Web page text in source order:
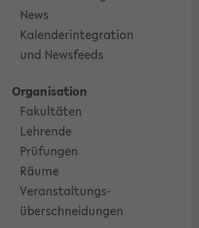
News
Kalenderintegration
und Newsfeeds
Organisation
Fakultäten
Lehrende
Prüfungen
Räume
Veranstaltungs-
überschneidungen